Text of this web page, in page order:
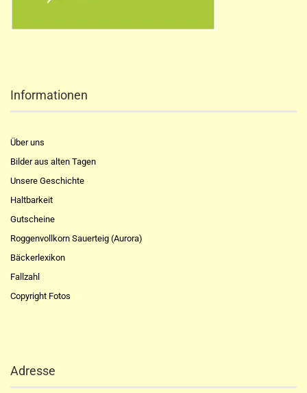
Informationen
Über uns
Bilder aus alten Tagen
Unsere Geschichte
Haltbarkeit
Gutscheine
Roggenvollkorn Sauerteig (Aurora)
Bäckerlexikon
Fallzahl
Copyright Fotos
Adresse